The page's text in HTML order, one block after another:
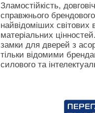
Зламостійкість,
справжнього
найвідоміших світових
матеріальних
замки для дверей з
тільки відомими
силового та